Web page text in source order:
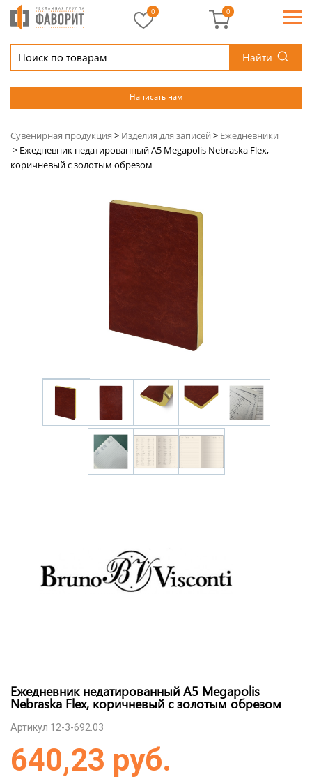
Найти
Написать нам
0 0
Сувенирная продукция > Изделия для записей > Ежедневники
> Ежедневник недатированный А5 Megapolis Nebraska Flex,
коричневый с золотым обрезом
Ежедневник недатированный А5 Megapolis
Nebraska Flex, коричневый с золотым обрезом
Артикул 12-3-692.03
640,23 руб.